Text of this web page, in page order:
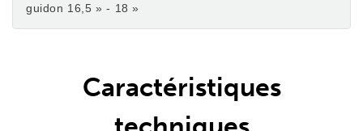
guidon 16,5 » - 18 »
Caractéristiques